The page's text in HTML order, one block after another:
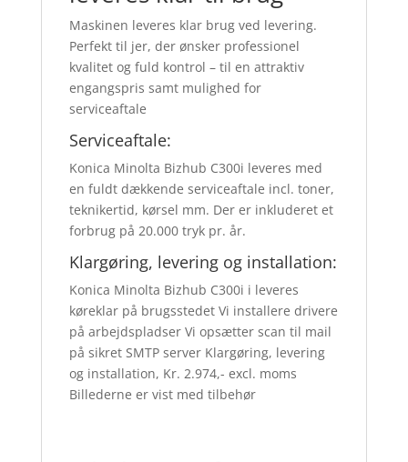
Maskinen leveres klar brug ved levering.
Perfekt til jer, der ønsker professionel
kvalitet og fuld kontrol – til en attraktiv
engangspris samt mulighed for
serviceaftale
Serviceaftale:
Konica Minolta Bizhub C300i leveres med
en fuldt dækkende serviceaftale incl. toner,
teknikertid, kørsel mm. Der er inkluderet et
forbrug på 20.000 tryk pr. år.
Klargøring, levering og installation:
Konica Minolta Bizhub C300i i leveres
køreklar på brugsstedet Vi installere drivere
på arbejdspladser Vi opsætter scan til mail
på sikret SMTP server Klargøring, levering
og installation, Kr. 2.974,- excl. moms
Billederne er vist med tilbehør